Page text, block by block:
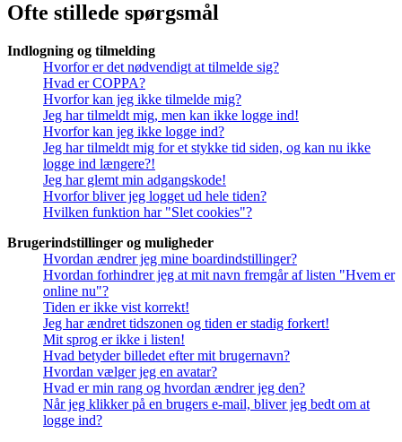
Ofte stillede spørgsmål
Indlogning og tilmelding
Hvorfor er det nødvendigt at tilmelde sig?
Hvad er COPPA?
Hvorfor kan jeg ikke tilmelde mig?
Jeg har tilmeldt mig, men kan ikke logge ind!
Hvorfor kan jeg ikke logge ind?
Jeg har tilmeldt mig for et stykke tid siden, og kan nu ikke
logge ind længere?!
Jeg har glemt min adgangskode!
Hvorfor bliver jeg logget ud hele tiden?
Hvilken funktion har "Slet cookies"?
Brugerindstillinger og muligheder
Hvordan ændrer jeg mine boardindstillinger?
Hvordan forhindrer jeg at mit navn fremgår af listen "Hvem er
online nu"?
Tiden er ikke vist korrekt!
Jeg har ændret tidszonen og tiden er stadig forkert!
Mit sprog er ikke i listen!
Hvad betyder billedet efter mit brugernavn?
Hvordan vælger jeg en avatar?
Hvad er min rang og hvordan ændrer jeg den?
Når jeg klikker på en brugers e-mail, bliver jeg bedt om at
logge ind?